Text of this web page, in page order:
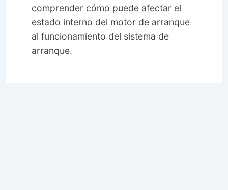
comprender cómo puede afectar el
estado interno del motor de arranque
al funcionamiento del sistema de
arranque.